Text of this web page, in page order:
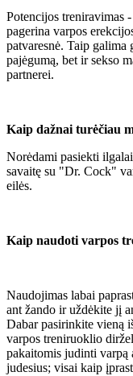
Potencijos treniravimas
pagerina varpos
patvaresnė. Taip
pajėgumą, bet ir sekso
partnerei.
Kaip dažnai turėčiau
Norėdami pasiekti
savaitę su "Dr. Cock"
eilės.
Kaip naudoti varpos
Naudojimas labai
ant žando ir uždėkite jį
Dabar pasirinkite vieną
varpos treniruoklio
pakaitomis judinti varpą
judesius; visai kaip